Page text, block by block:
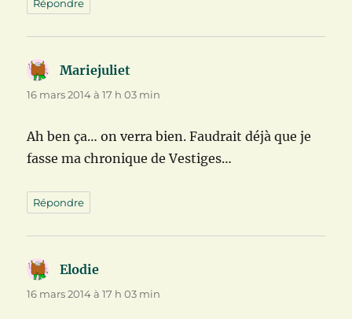
Répondre
Mariejuliet
16 mars 2014 à 17 h 03 min
Ah ben ça… on verra bien. Faudrait déjà que je
fasse ma chronique de Vestiges…
Répondre
Elodie
16 mars 2014 à 17 h 03 min